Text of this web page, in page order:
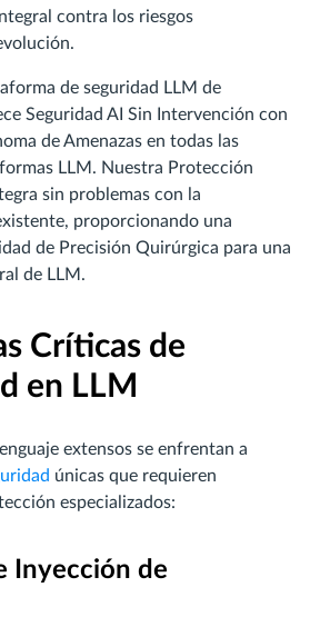
contra los riesgos
de seguridad LLM de
Seguridad AI Sin Intervención con
de Amenazas en todas las
LLM. Nuestra Protección
sin problemas con la
proporcionando una
de Precisión Quirúrgica para una
de LLM.
Críticas de
en LLM
extensos se enfrentan a
únicas que requieren
especializados:
Inyección de